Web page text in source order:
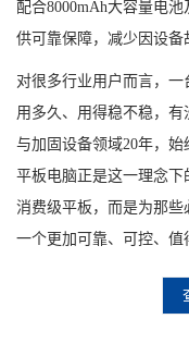
配合8000mAh大容量电池
供可靠保障，减少因设备
对很多行业用户而言，
用多久、用得稳不稳，
与加固设备领域20年，始
平板电脑正是这一理念
消费级平板，而是为那
一个更加可靠、可控、值